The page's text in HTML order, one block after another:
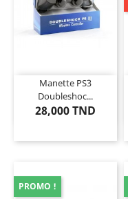
Manette PS3
Doubleshoc...
28,000 TND
PROMO !